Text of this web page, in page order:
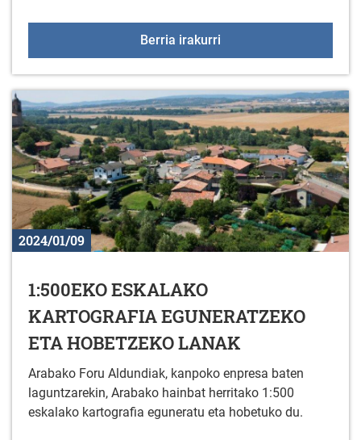
Berria irakurri
2024/01/09
1:500EKO ESKALAKO
KARTOGRAFIA EGUNERATZEKO
ETA HOBETZEKO LANAK
Arabako Foru Aldundiak, kanpoko enpresa baten
laguntzarekin, Arabako hainbat herritako 1:500
eskalako kartografia eguneratu eta hobetuko du.